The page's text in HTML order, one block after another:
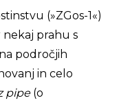
(»ZGos-1«)
prahu s
področjih
in celo
pipe (o